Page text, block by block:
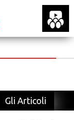
Gli Articoli